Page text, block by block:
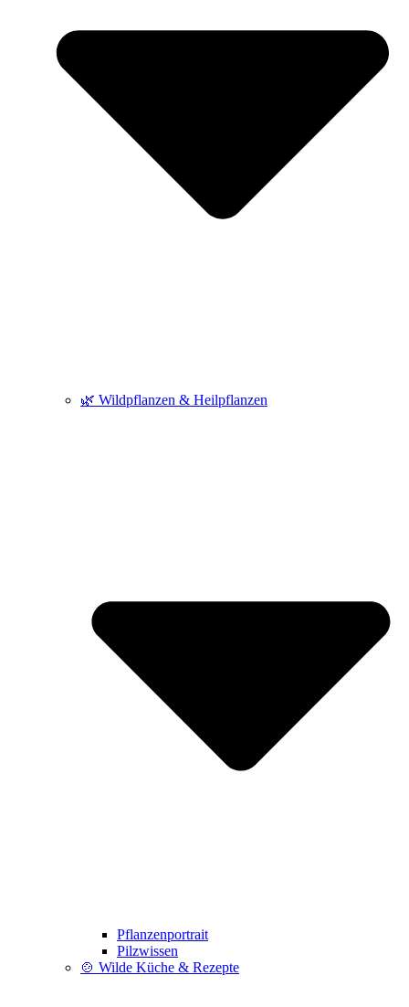
🌿 Wildpflanzen & Heilpflanzen
Pflanzenportrait
Pilzwissen
🍲 Wilde Küche & Rezepte